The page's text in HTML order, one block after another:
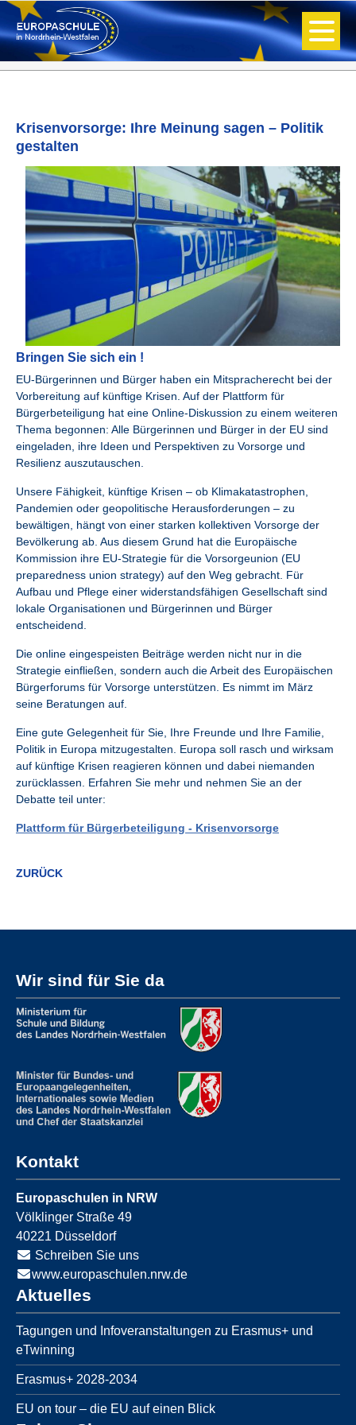
Krisenvorsorge: Ihre Meinung sagen – Politik
gestalten
Bringen Sie sich ein !
EU-Bürgerinnen und Bürger haben ein Mitspracherecht bei der
Vorbereitung auf künftige Krisen. Auf der Plattform für
Bürgerbeteiligung hat eine Online-Diskussion zu einem weiteren
Thema begonnen: Alle Bürgerinnen und Bürger in der EU sind
eingeladen, ihre Ideen und Perspektiven zu Vorsorge und
Resilienz auszutauschen.
Unsere Fähigkeit, künftige Krisen – ob Klimakatastrophen,
Pandemien oder geopolitische Herausforderungen – zu
bewältigen, hängt von einer starken kollektiven Vorsorge der
Bevölkerung ab. Aus diesem Grund hat die Europäische
Kommission ihre EU-Strategie für die Vorsorgeunion (EU
preparedness union strategy) auf den Weg gebracht. Für
Aufbau und Pflege einer widerstandsfähigen Gesellschaft sind
lokale Organisationen und Bürgerinnen und Bürger
entscheidend.
Die online eingespeisten Beiträge werden nicht nur in die
Strategie einfließen, sondern auch die Arbeit des Europäischen
Bürgerforums für Vorsorge unterstützen. Es nimmt im März
seine Beratungen auf.
Eine gute Gelegenheit für Sie, Ihre Freunde und Ihre Familie,
Politik in Europa mitzugestalten. Europa soll rasch und wirksam
auf künftige Krisen reagieren können und dabei niemanden
zurücklassen. Erfahren Sie mehr und nehmen Sie an der
Debatte teil unter:
Plattform für Bürgerbeteiligung - Krisenvorsorge
ZURÜCK
Wir sind für Sie da
Kontakt
Europaschulen in NRW
Völklinger Straße 49
40221 Düsseldorf
Schreiben Sie uns
www.europaschulen.nrw.de
Aktuelles
Tagungen und Infoveranstaltungen zu Erasmus+ und
eTwinning
Erasmus+ 2028-2034
EU on tour – die EU auf einen Blick